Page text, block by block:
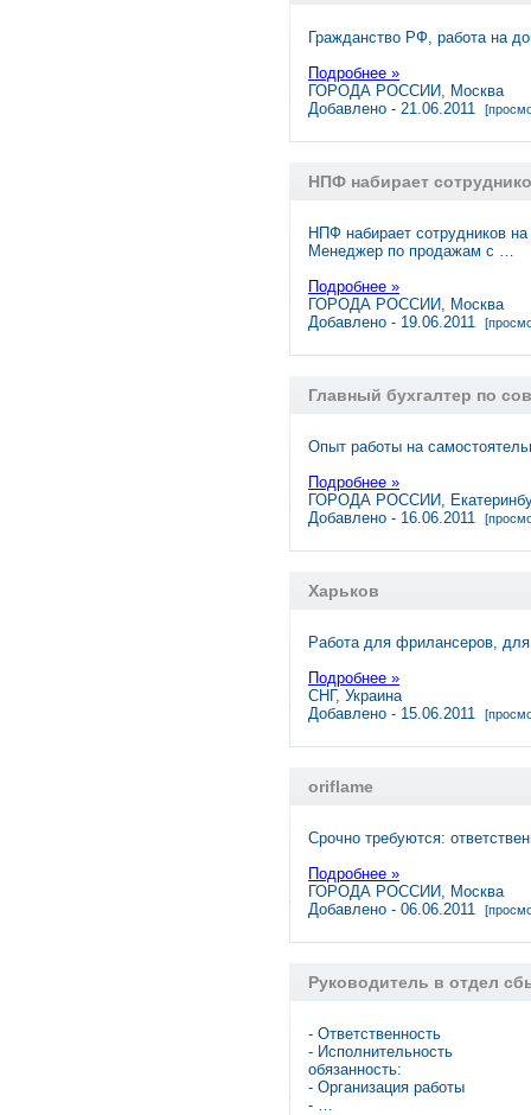
Гражданство РФ, работа на
Подробнее »
ГОРОДА РОССИИ, Москва
Добавлено - 21.06.2011
НПФ набирает
НПФ набирает сотрудников на
Менеджер по продажам с …
Подробнее »
ГОРОДА РОССИИ, Москва
Добавлено - 19.06.2011
Главный бухгалтер по
Опыт работы на
Подробнее »
ГОРОДА РОССИИ,
Добавлено - 16.06.2011
Харьков
Работа для фрилансеров,
Подробнее »
СНГ, Украина
Добавлено - 15.06.2011
oriflame
Срочно требуются:
Подробнее »
ГОРОДА РОССИИ, Москва
Добавлено - 06.06.2011
Руководитель в отдел
- Ответственность
- Исполнительность
обязанность:
- Организация работы
- …